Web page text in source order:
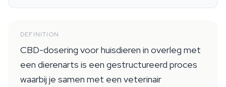
DEFINITION
CBD-dosering voor huisdieren in overleg met
een dierenarts is een gestructureerd proces
waarbij je samen met een veterinair